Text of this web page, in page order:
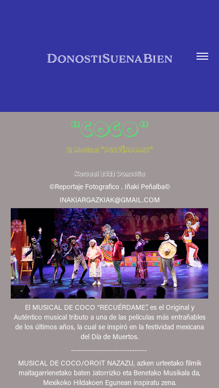
DonostiSuenaBien
"COCO"
El Musical “RECUÉRDAME”
Kursaal 2022 Donostia
©Reportaje Fotografico . Iñaki Peñalba©
INAKIARGAZKIAK@GMAIL.COM
El MUSICAL DE COCO “RECUÉRDAME”, es el Original y
Auténtico musical tributo a una de las películas más entrañables
de los últimos años, la cual se inspiró en la festividad mexicana
del Día de Muertos.
-------------------------------
MUSICAL DE COCO/OROIT NAZAZU, azken urteetako filmik
maitagarrienetako baten Jatorrizko eta Benetako Musikala da,
Mexikoko Hildakoen Egunean inspiratu zena.